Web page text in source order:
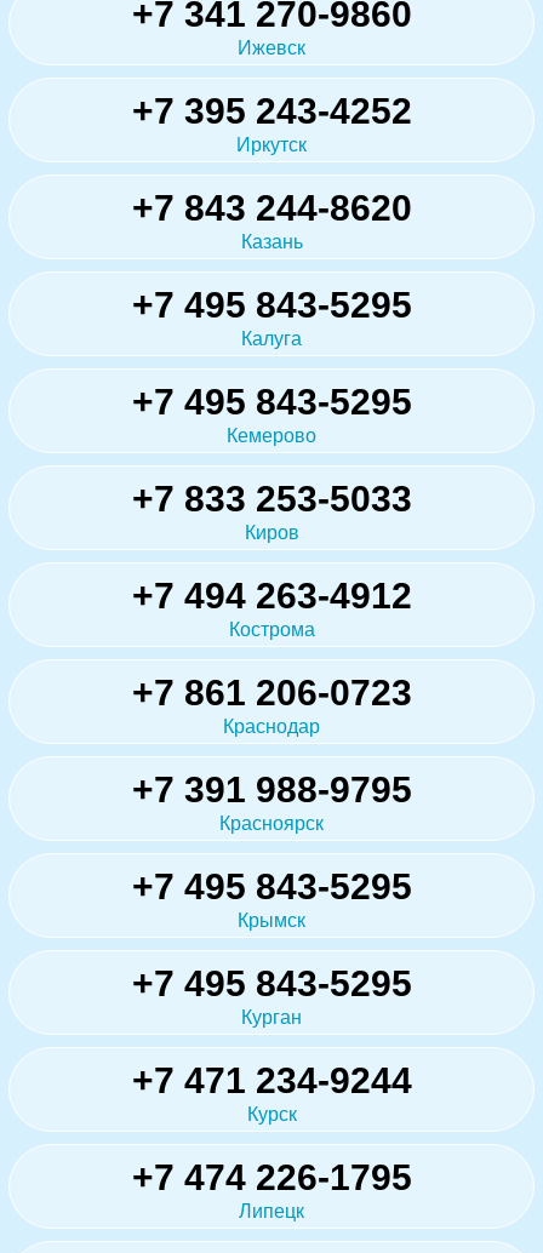
+7 341 270-9860
Ижевск
+7 395 243-4252
Иркутск
+7 843 244-8620
Казань
+7 495 843-5295
Калуга
+7 495 843-5295
Кемерово
+7 833 253-5033
Киров
+7 494 263-4912
Кострома
+7 861 206-0723
Краснодар
+7 391 988-9795
Красноярск
+7 495 843-5295
Крымск
+7 495 843-5295
Курган
+7 471 234-9244
Курск
+7 474 226-1795
Липецк